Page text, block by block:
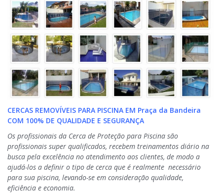
CERCAS REMOVÍVEIS PARA PISCINA EM Praça da Bandeira
COM 100% DE QUALIDADE E SEGURANÇA
Os profissionais da Cerca de Proteção para Piscina são
profissionais super qualificados, recebem treinamentos diário na
busca pela excelência no atendimento aos clientes, de modo a
ajudá-los a definir o tipo de cerca que é realmente necessário
para sua piscina, levando-se em consideração qualidade,
eficiência e economia.